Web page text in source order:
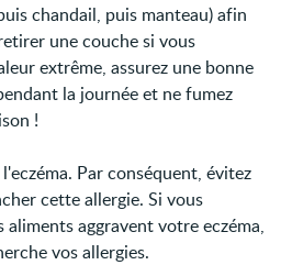
chandail, puis manteau) afin
une couche si vous
extrême, assurez une bonne
la journée et ne fumez
!
Par conséquent, évitez
cette allergie. Si vous
aliments aggravent votre eczéma,
vos allergies.